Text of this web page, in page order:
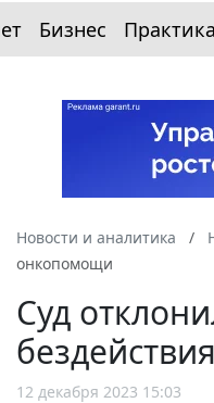
Бизнес Практика
Новости и аналитика
онкопомощи
Суд
12 декабря 2023 15:03